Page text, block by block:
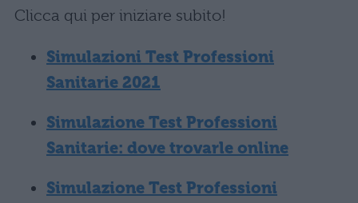
Clicca qui per iniziare subito!
Simulazioni Test Professioni
Sanitarie 2021
Simulazione Test Professioni
Sanitarie: dove trovarle online
Simulazione Test Professioni